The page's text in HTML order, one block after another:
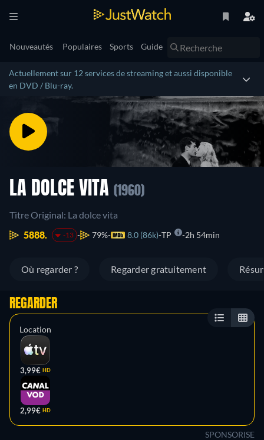
Nouveautés Populaires Sports Guide
Actuellement sur 12 services de streaming et aussi disponible
en DVD / Blu-ray.
LA DOLCE VITA (1960)
Titre Original: La dolce vita
5888.
-13 79% 8.0 (86k) TP 2h 54min
Où regarder ? Regarder gratuitement
REGARDER
Location
3,99€ HD
2,99€ HD
SPONSORISE